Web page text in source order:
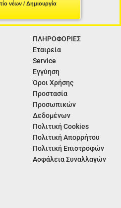
νέων / Δημιουργία
ΠΛΗΡΟΦΟΡΙΕΣ
Εταιρεία
Service
Εγγύηση
Όροι Χρήσης
Προστασία
Προσωπικών
Δεδομένων
Πολιτική Cookies
Πολιτική Απορρήτου
Πολιτική Επιστροφών
Ασφάλεια Συναλλαγών